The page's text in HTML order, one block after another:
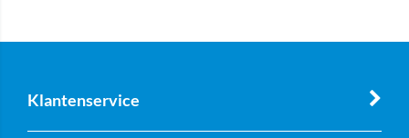
Klantenservice